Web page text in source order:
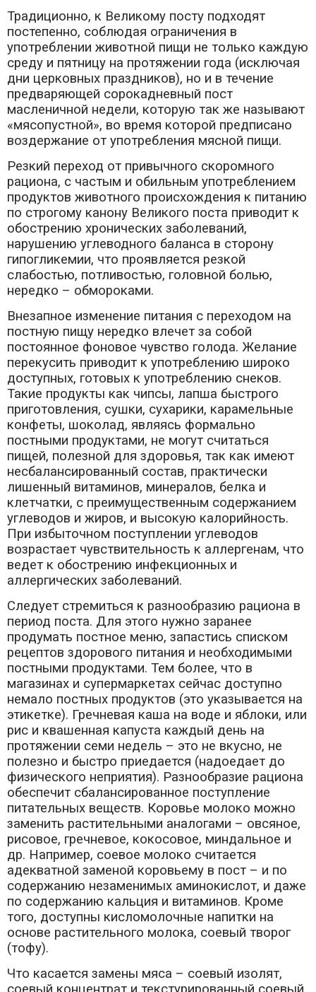
Традиционно, к Великому посту подходят
постепенно, соблюдая ограничения в
употреблении животной пищи не только каждую
среду и пятницу на протяжении года (исключая
дни церковных праздников), но и в течение
предваряющей сорокадневный пост
масленичной недели, которую так же называют
«мясопустной», во время которой предписано
воздержание от употребления мясной пищи.
Резкий переход от привычного скоромного
рациона, с частым и обильным употреблением
продуктов животного происхождения к питанию
по строгому канону Великого поста приводит к
обострению хронических заболеваний,
нарушению углеводного баланса в сторону
гипогликемии, что проявляется резкой
слабостью, потливостью, головной болью,
нередко – обмороками.
Внезапное изменение питания с переходом на
постную пищу нередко влечет за собой
постоянное фоновое чувство голода. Желание
перекусить приводит к употреблению широко
доступных, готовых к употреблению снеков.
Такие продукты как чипсы, лапша быстрого
приготовления, сушки, сухарики, карамельные
конфеты, шоколад, являясь формально
постными продуктами, не могут считаться
пищей, полезной для здоровья, так как имеют
несбалансированный состав, практически
лишенный витаминов, минералов, белка и
клетчатки, с преимущественным содержанием
углеводов и жиров, и высокую калорийность.
При избыточном поступлении углеводов
возрастает чувствительность к аллергенам, что
ведет к обострению инфекционных и
аллергических заболеваний.
Следует стремиться к разнообразию рациона в
период поста. Для этого нужно заранее
продумать постное меню, запастись списком
рецептов здорового питания и необходимыми
постными продуктами. Тем более, что в
магазинах и супермаркетах сейчас доступно
немало постных продуктов (это указывается на
этикетке). Гречневая каша на воде и яблоки, или
рис и квашенная капуста каждый день на
протяжении семи недель – это не вкусно, не
полезно и быстро приедается (надоедает до
физического неприятия). Разнообразие рациона
обеспечит сбалансированное поступление
питательных веществ. Коровье молоко можно
заменить растительными аналогами – овсяное,
рисовое, гречневое, кокосовое, миндальное и
др. Например, соевое молоко считается
адекватной заменой коровьему в пост – и по
содержанию незаменимых аминокислот, и даже
по содержанию кальция и витаминов. Кроме
того, доступны кисломолочные напитки на
основе растительного молока, соевый творог
(тофу).
Что касается замены мяса – соевый изолят,